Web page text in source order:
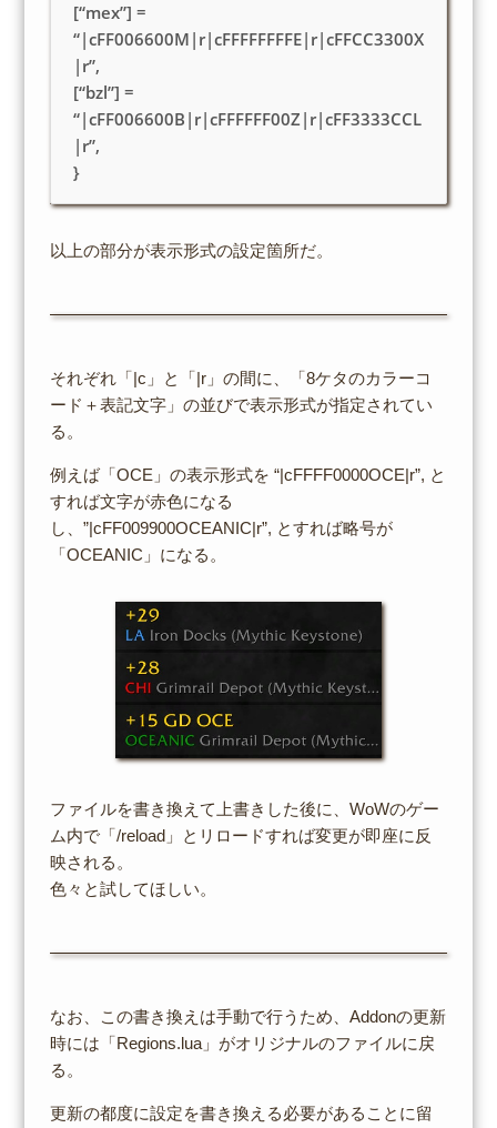
[“mex”] =
“|cFF006600M|r|cFFFFFFFFE|r|cFFCC3300X
|r”,
[“bzl”] =
“|cFF006600B|r|cFFFFFF00Z|r|cFF3333CCL
|r”,
}
以上の部分が表示形式の設定箇所だ。
それぞれ「|c」と「|r」の間に、「8ケタのカラーコ
ード＋表記文字」の並びで表示形式が指定されてい
る。
例えば「OCE」の表示形式を “|cFFFF0000OCE|r”, と
すれば文字が赤色になる
し、”|cFF009900OCEANIC|r”, とすれば略号が
「OCEANIC」になる。
ファイルを書き換えて上書きした後に、WoWのゲー
ム内で「/reload」とリロードすれば変更が即座に反
映される。
色々と試してほしい。
なお、この書き換えは手動で行うため、Addonの更新
時には「Regions.lua」がオリジナルのファイルに戻
る。
更新の都度に設定を書き換える必要があることに留